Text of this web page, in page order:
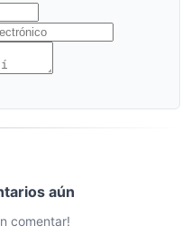
aún
comentar!